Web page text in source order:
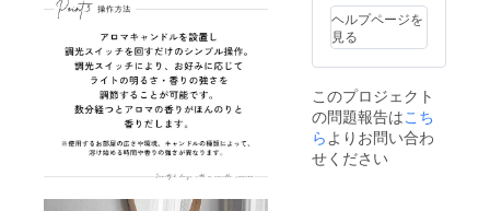
があり
ます。
ター設
定、お
部屋の
照明等
実際の
商品と
色味が
異なる
場合が
予定価
格より
下がる
可能性
いま
す。 ※
商品写
真はで
きる限
ヘルプページを
見る
このプロジェクト
の問題報告はこち
らよりお問い合わ
せください